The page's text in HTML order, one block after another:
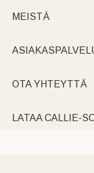
MEISTÄ
OTA YHTEYTTÄ
LATAA CALLIE-